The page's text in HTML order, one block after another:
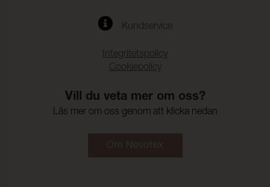
Kundservice
Integritetspolicy
Cookiepolicy
Vill du veta mer om oss?
Läs mer om oss genom att klicka nedan
Om Nevotex